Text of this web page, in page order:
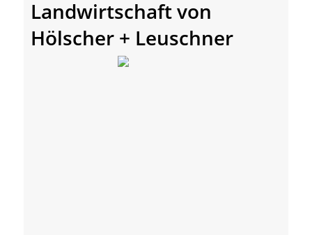
Landwirtschaft von
Hölscher + Leuschner